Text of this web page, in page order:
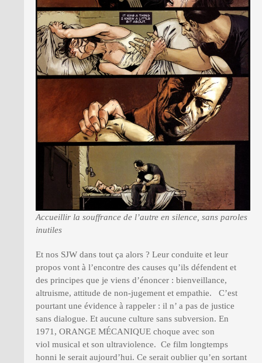
Accueillir la souffrance de l’autre en silence, sans paroles
inutiles
Et nos SJW dans tout ça alors ? Leur conduite et leur
propos vont à l’encontre des causes qu’ils défendent et
des principes que je viens d’énoncer : bienveillance,
altruisme, attitude de non-jugement et empathie. C’est
pourtant une évidence à rappeler : il n’ a pas de justice
sans dialogue. Et aucune culture sans subversion. En
1971, ORANGE MÉCANIQUE choque avec son
viol musical et son ultraviolence. Ce film longtemps
honni le serait aujourd’hui. Ce serait oublier qu’en sortant